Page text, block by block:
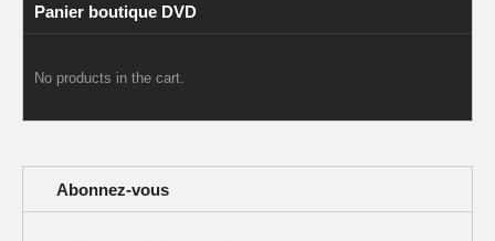
Panier boutique DVD
No products in the cart.
Abonnez-vous